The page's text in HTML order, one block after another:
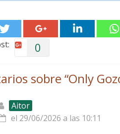
0
sobre “Only
Aitor
el 29/06/2026 a las 10:11